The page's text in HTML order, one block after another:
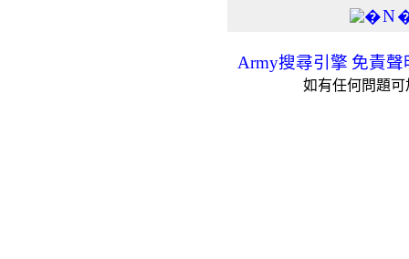
Army搜尋引擎 免責聲
如有任何問題可